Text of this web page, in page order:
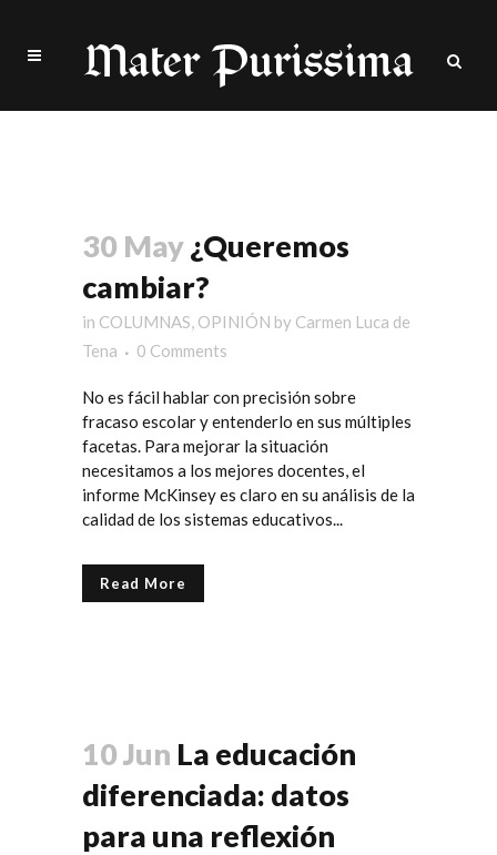
30 May¿Queremos
cambiar?
in COLUMNAS, OPINIÓN by Carmen Luca de
Tena
0 Comments
No es fácil hablar con precisión sobre
fracaso escolar y entenderlo en sus múltiples
facetas. Para mejorar la situación
necesitamos a los mejores docentes, el
informe McKinsey es claro en su análisis de la
calidad de los sistemas educativos...
Read More
10 Jun La educación
diferenciada: datos
para una reflexión